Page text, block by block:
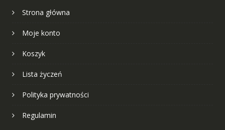
Strona główna
Moje konto
Koszyk
Lista życzeń
Polityka prywatności
Regulamin